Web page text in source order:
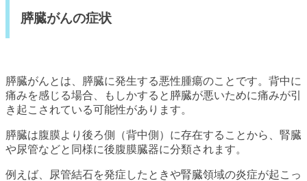
膵臓がんの症状
膵臓がんとは、膵臓に発生する悪性腫瘍のことです。背中に
痛みを感じる場合、もしかすると膵臓が悪いために痛みが引
き起こされている可能性があります。
膵臓は腹膜より後ろ側（背中側）に存在することから、腎臓
や尿管などと同様に後腹膜臓器に分類されます。
例えば、尿管結石を発症したときや腎臓領域の炎症が起こっ